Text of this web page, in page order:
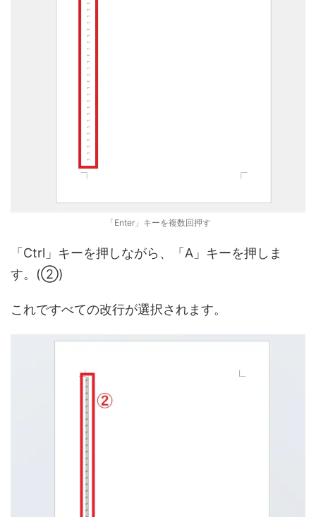
「Enter」キーを複数回押す
「Ctrl」キーを押しながら、「A」キーを押しま
す。(②)
これですべての改行が選択されます。